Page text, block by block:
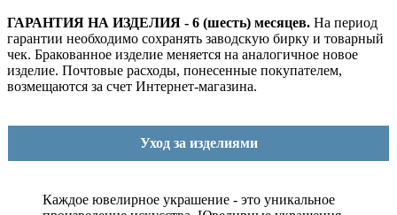
ГАРАНТИЯ НА ИЗДЕЛИЯ - 6 (шесть) месяцев. На период
гарантии необходимо сохранять заводскую бирку и товарный
чек. Бракованное изделие меняется на аналогичное новое
изделие. Почтовые расходы, понесенные покупателем,
возмещаются за счет Интернет-магазина.
Уход за изделиями
Каждое ювелирное украшение - это уникальное